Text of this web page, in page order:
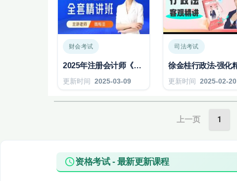
财会考试
2025年注册会计师《税法》CPA 注册会计师
更新时间 2025-03-09
司法考试
更新时间 2025-02-20
上一页 1
资格考试 - 最新更新课程